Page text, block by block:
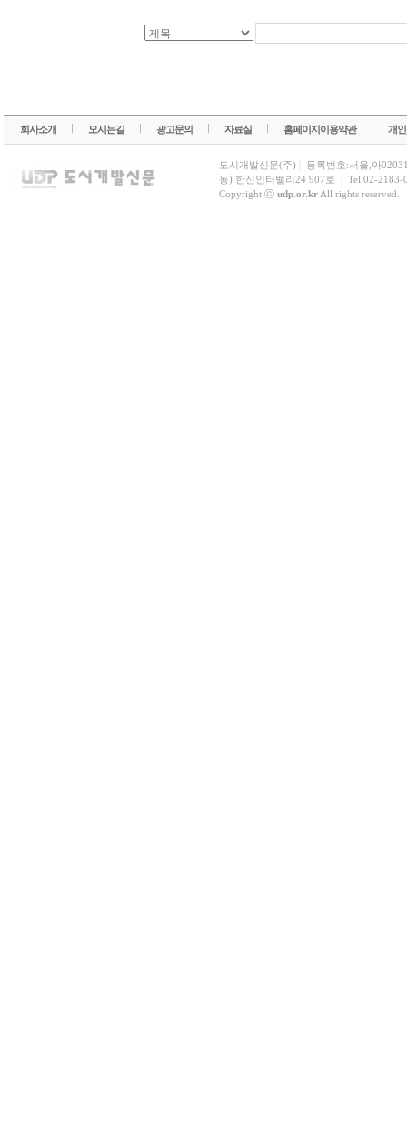
회사소개 오시는길 광고문의 자료실 홈페이지이용약관 개
도시개발신문(주)
등록번호:서울,아
동) 한신인터밸리24 907호
Tel:02-2183-
Copyright ⓒ udp.or.krAll rights reserved.